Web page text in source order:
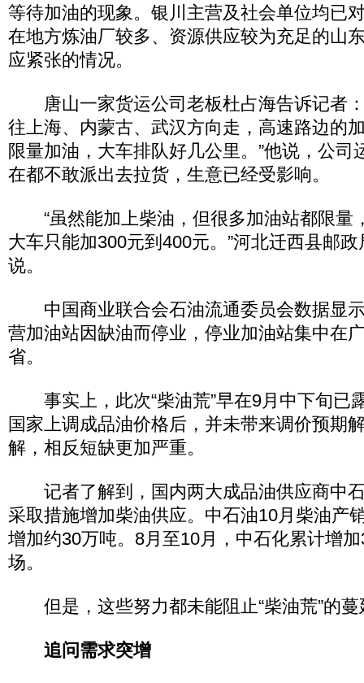
等待加油的现象。银川主营及社会单位均已
在地方炼油厂较多、资源供应较为充足的山
应紧张的情况。
唐山一家货运公司老板杜占海告诉记者：
往上海、内蒙古、武汉方向走，高速路边的
限量加油，大车排队好几公里。”他说，公司
在都不敢派出去拉货，生意已经受影响。
“虽然能加上柴油，但很多加油站都限量
大车只能加300元到400元。”河北迁西县邮
说。
中国商业联合会石油流通委员会数据显
营加油站因缺油而停业，停业加油站集中在
省。
事实上，此次“柴油荒”早在9月中下旬已
国家上调成品油价格后，并未带来调价预期
解，相反短缺更加严重。
记者了解到，国内两大成品油供应商中
采取措施增加柴油供应。中石油10月柴油产
增加约30万吨。8月至10月，中石化累计增
场。
但是，这些努力都未能阻止“柴油荒”的蔓
追问需求突增